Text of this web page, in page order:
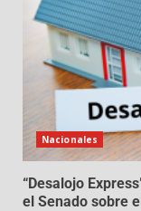
Nacionales
“Desalojo
el Senado sobre